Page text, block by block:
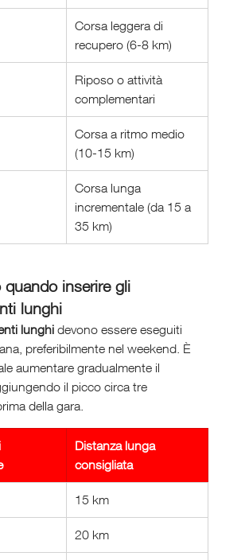
Corsa leggera di
recupero (6-8 km)
Riposo o attività
complementari
Corsa a ritmo medio
(10-15 km)
Corsa lunga
incrementale (da 15 a
35 km)
quando inserire gli
lunghi
lunghi devono essere eseguiti
preferibilmente nel weekend. È
aumentare gradualmente il
il picco circa tre
della gara.
Distanza lunga
consigliata
15 km
20 km